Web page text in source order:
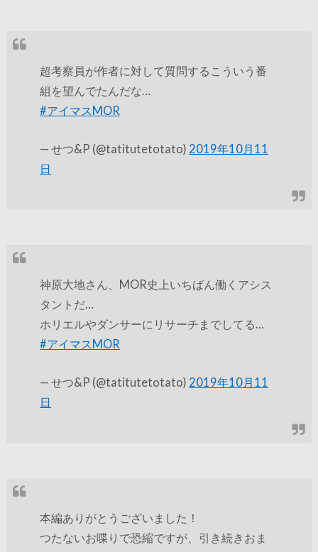
超考察員が作者に対して質問するこういう番
組を望んでたんだな…
#アイマスMOR
— せつ&P (@tatitutetotato) 2019年10月11
日
神原大地さん、MOR史上いちばん働くアシス
タントだ…
ホリエルやダンサーにリサーチまでしてる…
#アイマスMOR
— せつ&P (@tatitutetotato) 2019年10月11
日
本編ありがとうございました！
つたないお喋りで恐縮ですが、引き続きおま